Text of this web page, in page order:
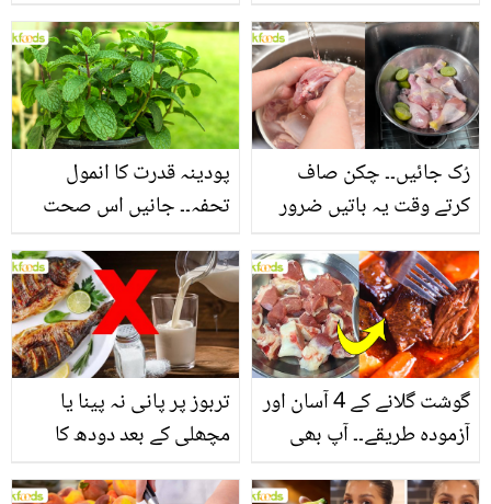
منرلز اور اینٹی آکسیڈنٹس
سے بھرپور اس سبزی کے
فائدے
بنانے کے چند قدرتی طریقے
پودینہ قدرت کا انمول
تحفہ۔۔ جانیں اس صحت
انگیز طبی فوائد
رُک جائیں۔۔ چکن صاف
کرتے وقت یہ باتیں ضرور
تربوز پر پانی نہ پینا یا
مچھلی کے بعد دودھ کا
گوشت گلانے کے 4 آسان اور
آزمودہ طریقے۔۔ آپ بھی